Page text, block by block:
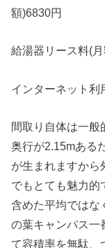
額)6830円
給湯器リース料(
インターネット利
間取り自体は一般
奥行が2.15mある
が生まれますから
でもとても魅力的
含めた平均ではな
の葉キャンパス一
て容積率を無駄、